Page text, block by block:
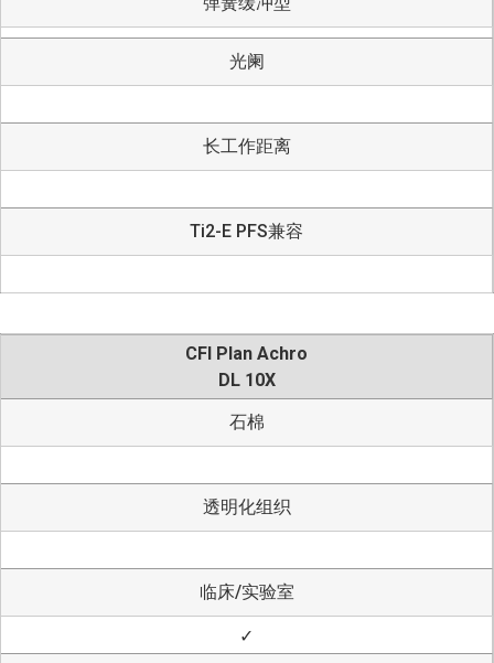
光阑
长工作距离
Ti2-E PFS兼容
CFI Plan Achro
DL 10X
石棉
透明化组织
临床/实验室
✓